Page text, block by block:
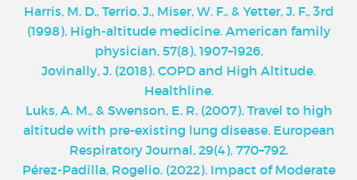
Harris, M. D., Terrio, J., Miser, W. F., & Yetter, J. F., 3rd
(1998). High-altitude medicine. American family
physician, 57(8), 1907–1926.
Jovinally, J. (2018). COPD and High Altitude.
Healthline.
Luks, A. M., & Swenson, E. R. (2007). Travel to high
altitude with pre-existing lung disease. European
Respiratory Journal, 29(4), 770–792.
Pérez-Padilla, Rogelio. (2022). Impact of Moderate